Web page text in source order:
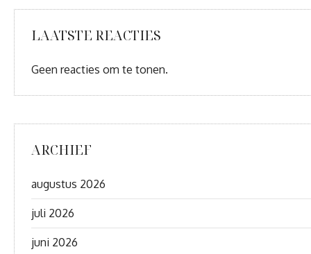
LAATSTE REACTIES
Geen reacties om te tonen.
ARCHIEF
augustus 2026
juli 2026
juni 2026